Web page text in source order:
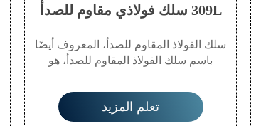
309L سلك فولاذي مقاوم للصدأ
سلك الفولاذ المقاوم للصدأ، المعروف أيضًا
باسم سلك الفولاذ المقاوم للصدأ، هو
المواصفات والنماذج المختلفة المصنوعة من
الفولاذ المقاوم للصدأ كمادة خام. ينشأ من
الولايات المتحدة وهولندا واليابان، وعادة ما
تعلم المزيد